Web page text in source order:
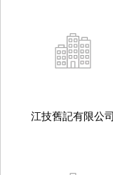
江技舊記有限公司